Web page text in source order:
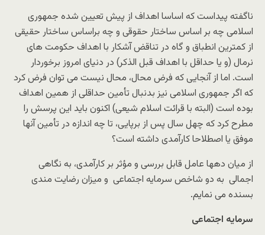
ناگفته پیداست که اساسا اهداف از پیش تعیین شده جمهورى
اسلامى چه بر اساس ساختار حقوقى و چه براساس ساختار حقیقى
از کمترین انطباق و گاه در تناقض آشکار با اهداف حکومت هاى
نرمال (و یا حداقل با اهداف قبل الذکر) در دنیاى امروز برخوردار
است. اما از آنجایی که فرض محال، محال نیست مى توان فرض کرد
که اگر جمهورى اسلامى نیز بدنبال تأمین حداقلى از همین اهداف
بوده است (البته با قرائت اسلام شیعى) اکنون باید این پرسش را
مطرح کرد که چهل سال پس از برپایى، تا چه اندازه در تأمین آنها
موفق یا اصطلاحا کارآمدى داشته است؟
از میان دهها عامل قابل بررسى و مؤثر بر کارآمدى، به نگاهى
اجمالى به دو شاخص سرمایه اجتماعى و میزان رضایت مندى
بسنده مى نمایم.
سرمایه اجتماعی